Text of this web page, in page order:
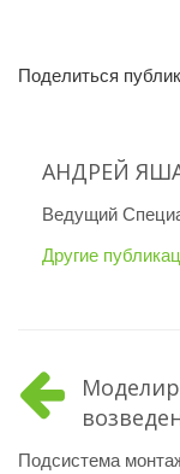
Поделиться
АНДРЕЙ
Ведущий
Другие
Подсистема